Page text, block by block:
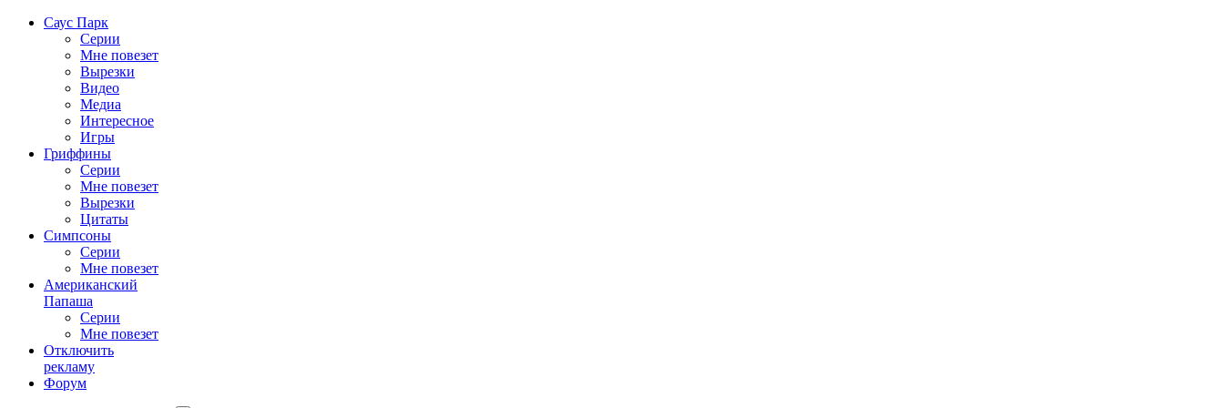
Саус Парк
Серии
Мне повезет
Вырезки
Видео
Медиа
Интересное
Игры
Гриффины
Серии
Мне повезет
Вырезки
Цитаты
Симпсоны
Серии
Мне повезет
Американский
Папаша
Серии
Мне повезет
Отключить
рекламу
Форум